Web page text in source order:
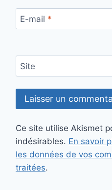
E-mail *
Site
Ce site utilise Akismet
indésirables. En savoir
les données de vos
traitées.